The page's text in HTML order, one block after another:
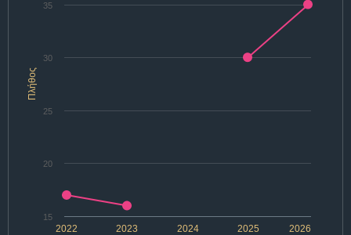
Πλήθος
2025
2022 2023 2024 2026
15
20
25
30
35